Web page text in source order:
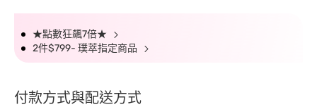
★點數狂飆7倍★
2件$799- 璞萃指定商品
付款方式與配送方式